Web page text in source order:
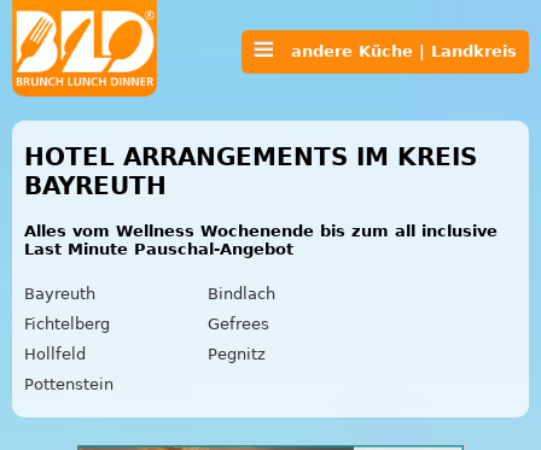
andere Küche | Landkreis
HOTEL ARRANGEMENTS IM KREIS
BAYREUTH
Alles vom Wellness Wochenende bis zum all inclusive
Last Minute Pauschal-Angebot
Bayreuth
Bindlach
Fichtelberg
Gefrees
Hollfeld
Pegnitz
Pottenstein